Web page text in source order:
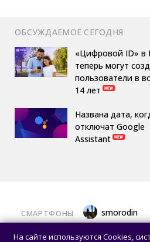
ОБСУЖДАЕМОЕ СЕГОДНЯ
«Цифровой ID» в
теперь могут
пользователи в
14 лет
Названа дата,
отключат Google
Assistant
СМАРТФОНЫ smorodin
Представлен Sidephone
На сайте используются Cookies,